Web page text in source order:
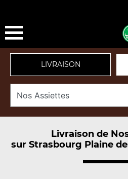
LIVRAISON
Livraison de
sur Strasbourg Plaine